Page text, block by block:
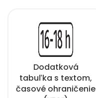
Dodatková
tabuľka s textom,
časové ohraničenie